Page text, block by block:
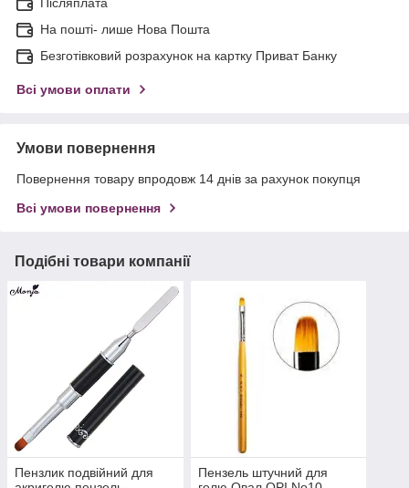
На пошті- лише Нова Пошта
Безготівковий розрахунок на картку Приват Банку
Всі умови оплати
Умови повернення
Повернення товару впродовж 14 днів за рахунок покупця
Всі умови повернення
Подібні товари компанії
Пензлик подвійний для
Пензель штучний для